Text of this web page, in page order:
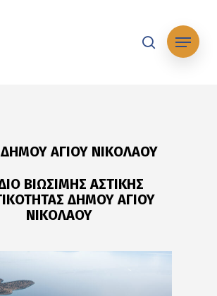
searchΜενού
ΑΓΙΟΥ ΝΙΚΟΛΑΟΥ
ΒΙΩΣΙΜΗΣ ΑΣΤΙΚΗΣ
ΔΗΜΟΥ ΑΓΙΟΥ
ΝΙΚΟΛΑΟΥ